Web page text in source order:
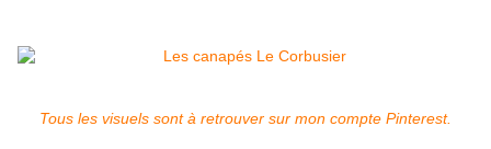
Tous les visuels sont à retrouver sur mon compte Pinterest.